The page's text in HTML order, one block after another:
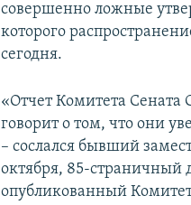
совершенно ложные
которого
сегодня.
«Отчет Комитета
говорит о том, что они
– сослался бывший
октября, 85-страничный
опубликованный